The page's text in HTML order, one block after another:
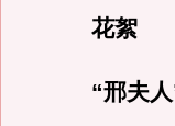
花絮
“邢夫人”